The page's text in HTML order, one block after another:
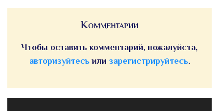
Комментарии
Чтобы оставить комментарий, пожалуйста,
авторизуйтесьили зарегистрируйтесь.